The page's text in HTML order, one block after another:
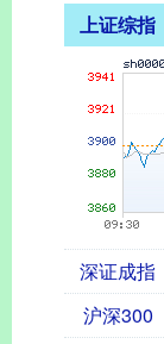
上证综指
深证成指
沪深300